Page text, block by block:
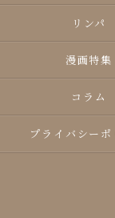
リンパ
漫画特集
コラム
プライバシーポ